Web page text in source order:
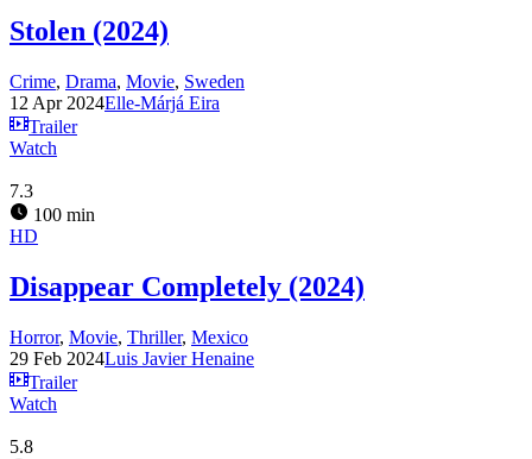
Stolen (2024)
Crime, Drama, Movie, Sweden
12 Apr 2024Elle-Márjá Eira
Trailer
Watch
7.3
100 min
HD
Disappear Completely (2024)
Horror, Movie, Thriller, Mexico
29 Feb 2024Luis Javier Henaine
Trailer
Watch
5.8